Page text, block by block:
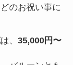
のお祝い事に
は、 35,000円〜